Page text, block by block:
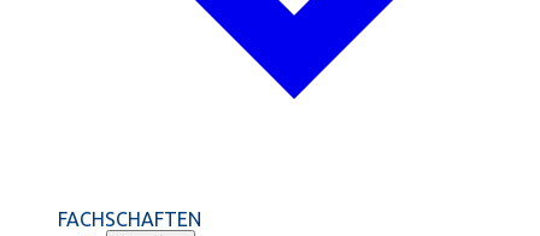
FACHSCHAFTEN